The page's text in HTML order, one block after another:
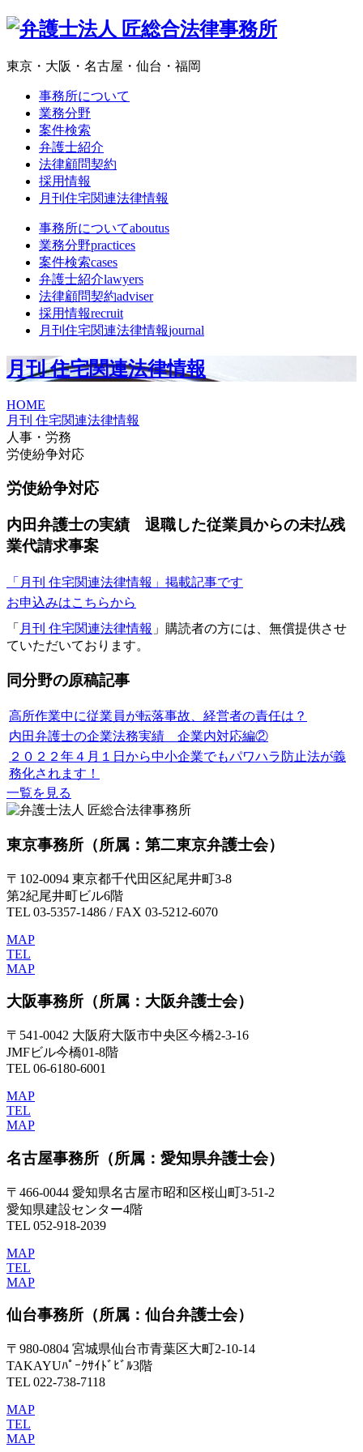
東京・大阪・名古屋・仙台・福岡
事務所について
業務分野
案件検索
弁護士紹介
法律顧問契約
採用情報
月刊住宅関連法律情報
事務所についてaboutus
業務分野practices
案件検索cases
弁護士紹介lawyers
法律顧問契約adviser
採用情報recruit
月刊住宅関連法律情報journal
月刊 住宅関連法律情報
HOME
月刊 住宅関連法律情報
人事・労務
労使紛争対応
労使紛争対応
内田弁護士の実績 退職した従業員からの未払残
業代請求事案
「月刊 住宅関連法律情報」掲載記事です
お申込みはこちらから
「 月刊 住宅関連法律情報 」購読者の方には、無償提供させ
ていただいております。
同分野の原稿記事
高所作業中に従業員が転落事故、経営者の責任は？
内田弁護士の企業法務実績 企業内対応編②
２０２２年４月１日から中小企業でもパワハラ防止法が義
務化されます！
一覧を見る
東京事務所 （所属：第二東京弁護士会）
〒102-0094 東京都千代田区紀尾井町3-8
第2紀尾井町ビル6階
TEL 03-5357-1486 / FAX 03-5212-6070
MAP
TEL
MAP
大阪事務所 （所属：大阪弁護士会）
〒541-0042 大阪府大阪市中央区今橋2-3-16
JMFビル今橋01-8階
TEL 06-6180-6001
MAP
TEL
MAP
名古屋事務所 （所属：愛知県弁護士会）
〒466-0044 愛知県名古屋市昭和区桜山町3-51-2
愛知県建設センター4階
TEL 052-918-2039
MAP
TEL
MAP
仙台事務所 （所属：仙台弁護士会）
〒980-0804 宮城県仙台市青葉区大町2-10-14
TAKAYUﾊﾟｰｸｻｲﾄﾞﾋﾞﾙ3階
TEL 022-738-7118
MAP
TEL
MAP